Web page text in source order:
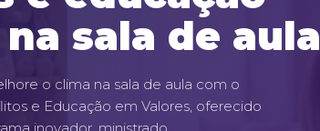
sala de aula
o clima na sala de aula com o
e Educação em Valores, oferecido